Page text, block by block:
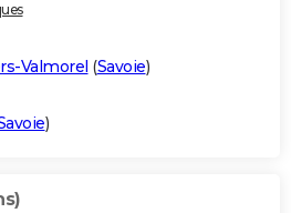
Valmorel (Savoie)
)